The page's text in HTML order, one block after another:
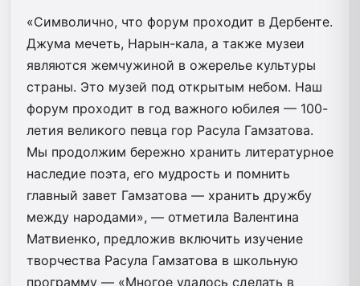
«Символично, что форум проходит в Дербенте.
Джума мечеть, Нарын-кала, а также музеи
являются жемчужиной в ожерелье культуры
страны. Это музей под открытым небом. Наш
форум проходит в год важного юбилея — 100-
летия великого певца гор Расула Гамзатова.
Мы продолжим бережно хранить литературное
наследие поэта, его мудрость и помнить
главный завет Гамзатова — хранить дружбу
между народами», — отметила Валентина
Матвиенко, предложив включить изучение
творчества Расула Гамзатова в школьную
программу — «Многое удалось сделать в